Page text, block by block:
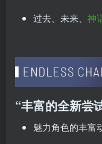
过去、未来、 神
“丰富的全新尝
魅力角色的丰富